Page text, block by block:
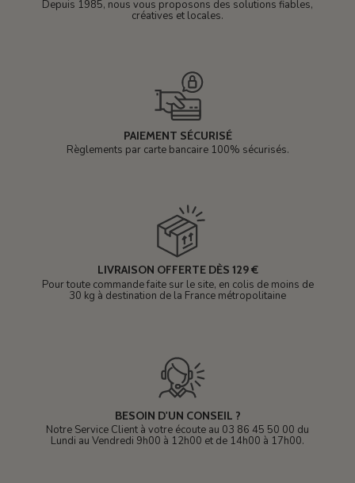
Depuis 1985, nous vous proposons des solutions fiables,
créatives et locales.
PAIEMENT SÉCURISÉ
Règlements par carte bancaire 100% sécurisés.
LIVRAISON OFFERTE DÈS 129 €
Pour toute commande faite sur le site, en colis de moins de
30 kg à destination de la France métropolitaine
BESOIN D'UN CONSEIL ?
Notre Service Client à votre écoute au 03 86 45 50 00 du
Lundi au Vendredi 9h00 à 12h00 et de 14h00 à 17h00.